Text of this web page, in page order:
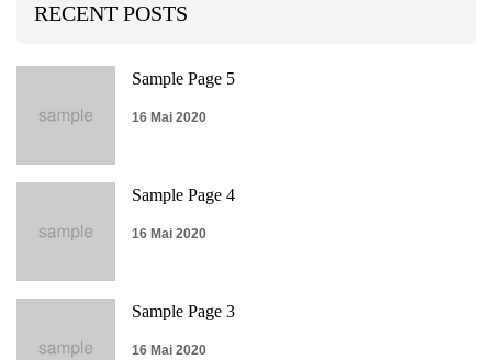
RECENT POSTS
Sample Page 5
16 Mai 2020
Sample Page 4
16 Mai 2020
Sample Page 3
16 Mai 2020